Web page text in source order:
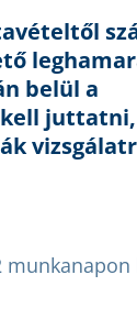
belül a
munkanapon